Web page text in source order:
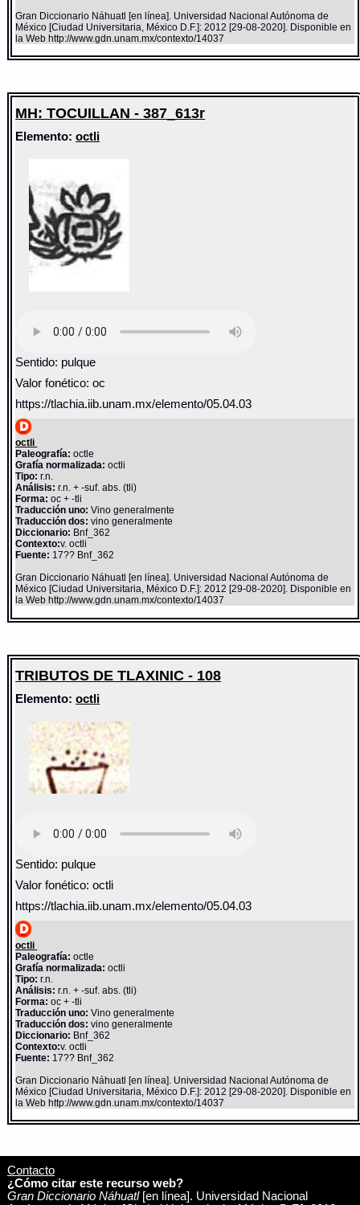
Gran Diccionario Náhuatl [en línea]. Universidad Nacional Autónoma de
México [Ciudad Universitaria, México D.F.]: 2012 [29-08-2020]. Disponible en
la Web http://www.gdn.unam.mx/contexto/14037
MH: TOCUILLAN - 387_613r
Elemento:octli
Sentido: pulque
Valor fonético: oc
https://tlachia.iib.unam.mx/elemento/05.04.03
octli
Paleografía: octle
Grafía normalizada: octli
Tipo: r.n.
Análisis: r.n. + -suf. abs. (tli)
Forma: oc + -tli
Traducción uno: Vino generalmente
Traducción dos: vino generalmente
Diccionario: Bnf_362
Contexto:v. octli
Fuente: 17?? Bnf_362
Gran Diccionario Náhuatl [en línea]. Universidad Nacional Autónoma de
México [Ciudad Universitaria, México D.F.]: 2012 [29-08-2020]. Disponible en
la Web http://www.gdn.unam.mx/contexto/14037
TRIBUTOS DE TLAXINIC - 108
Elemento:octli
Sentido: pulque
Valor fonético: octli
https://tlachia.iib.unam.mx/elemento/05.04.03
octli
Paleografía: octle
Grafía normalizada: octli
Tipo: r.n.
Análisis: r.n. + -suf. abs. (tli)
Forma: oc + -tli
Traducción uno: Vino generalmente
Traducción dos: vino generalmente
Diccionario: Bnf_362
Contexto:v. octli
Fuente: 17?? Bnf_362
Gran Diccionario Náhuatl [en línea]. Universidad Nacional Autónoma de
México [Ciudad Universitaria, México D.F.]: 2012 [29-08-2020]. Disponible en
la Web http://www.gdn.unam.mx/contexto/14037
Contacto
¿Cómo citar este recurso web?
Gran Diccionario Náhuatl[en línea]. Universidad Nacional